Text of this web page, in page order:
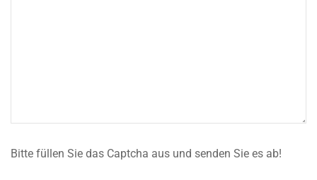
Bitte füllen Sie das Captcha aus und senden Sie es ab!